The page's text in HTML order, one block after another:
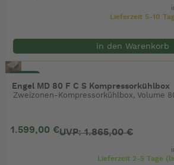
Lieferzeit 5-10
in den Warenkorb
Engel MD 80 F C S Kompressorkühlbox
Zweizonen-Kompressorkühlbox, Volume
1.599,00 €UVP: 1.865,00 €
Lieferzeit 2-5 Tage